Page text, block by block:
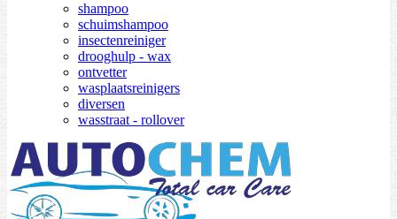
shampoo
schuimshampoo
insectenreiniger
drooghulp - wax
ontvetter
wasplaatsreinigers
diversen
wasstraat - rollover